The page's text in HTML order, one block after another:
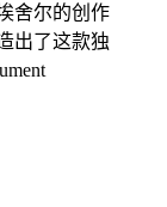
舍尔的创作
出了这款独